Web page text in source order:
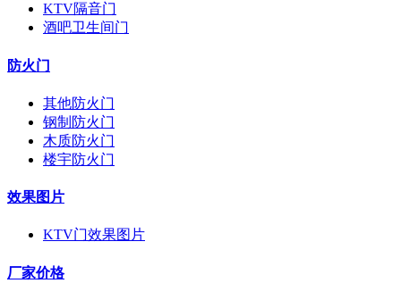
KTV隔音门
酒吧卫生间门
防火门
其他防火门
钢制防火门
木质防火门
楼宇防火门
效果图片
KTV门效果图片
厂家价格